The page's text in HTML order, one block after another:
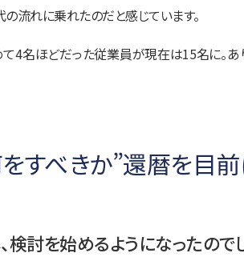
流れに乗れたのだと感じています。
名ほどだった従業員が現在は15名に。
すべきか”還暦を目
討を始めるようになったのでし